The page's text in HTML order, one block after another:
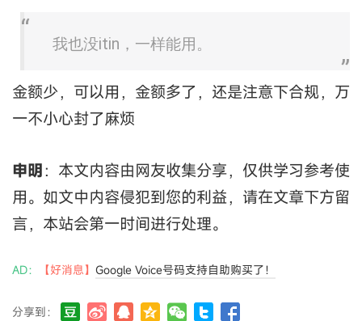
我也没itin，一样能用。
金额少，可以用，金额多了，还是注意下合规，万
一不小心封了麻烦
申明：本文内容由网友收集分享，仅供学习参考使
用。如文中内容侵犯到您的利益，请在文章下方留
言，本站会第一时间进行处理。
AD： 【好消息】 Google Voice号码支持自助购买了！
分享到：